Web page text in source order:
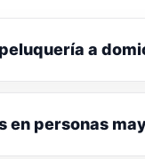
a
en personas